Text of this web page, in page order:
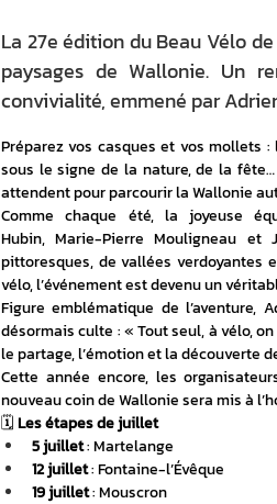
La 27e édition du Beau Vélo
paysages de Wallonie. Un
convivialité, emmené par
Préparez vos casques et vos mollets :
sous le signe de la nature, de la
attendent pour parcourir la Wallonie
Comme chaque été, la joyeuse
Hubin, Marie-Pierre Mouligneau
pittoresques, de vallées verdoyantes
vélo, l’événement est devenu un
Figure emblématique de l’aventure,
désormais culte : « Tout seul, à vélo,
le partage, l’émotion et la découverte
Cette année encore, les
nouveau coin de Wallonie sera mis à
🗓️ Les étapes de juillet
5 juillet : Martelange
12 juillet : Fontaine-l’Évêque
19 juillet : Mouscron